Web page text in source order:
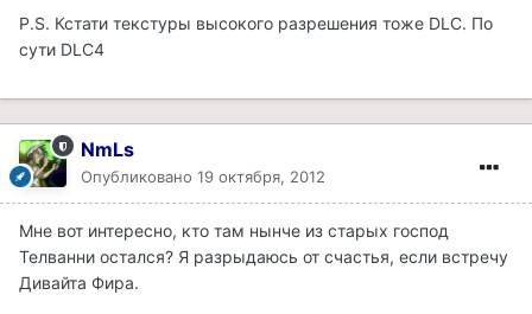
P.S. Кстати текстуры высокого разрешения тоже DLC. По
сути DLC4
NmLs
Опубликовано 19 октября, 2012
Мне вот интересно, кто там нынче из старых господ
Телванни остался? Я разрыдаюсь от счастья, если встречу
Дивайта Фира.